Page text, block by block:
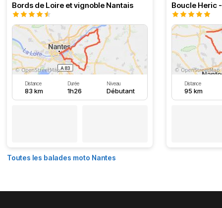
Bords de Loire et vignoble Nantais
Distance
83 km
Durée
1h26
Niveau
Débutant
Boucle Heric
Distance
95 km
Toutes les balades moto Nantes